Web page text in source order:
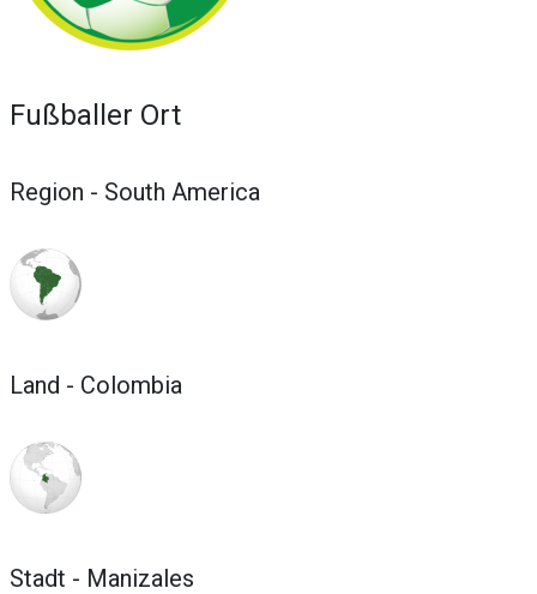
Fußballer Ort
Region - South America
Land - Colombia
Stadt - Manizales